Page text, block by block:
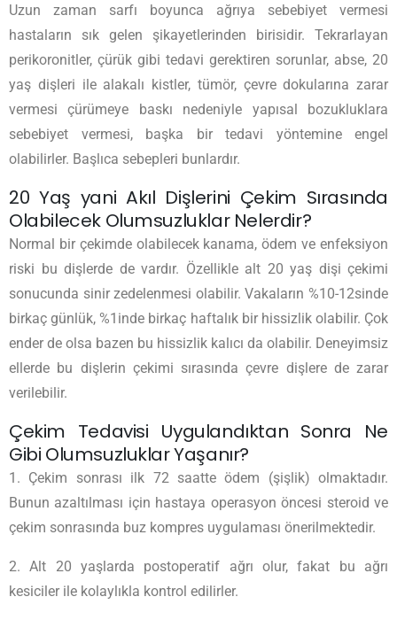
Uzun zaman sarfı boyunca ağrıya sebebiyet vermesi
hastaların sık gelen şikayetlerinden birisidir. Tekrarlayan
perikoronitler, çürük gibi tedavi gerektiren sorunlar, abse, 20
yaş dişleri ile alakalı kistler, tümör, çevre dokularına zarar
vermesi çürümeye baskı nedeniyle yapısal bozukluklara
sebebiyet vermesi, başka bir tedavi yöntemine engel
olabilirler. Başlıca sebepleri bunlardır.
20 Yaş yani Akıl Dişlerini Çekim Sırasında
Olabilecek Olumsuzluklar Nelerdir?
Normal bir çekimde olabilecek kanama, ödem ve enfeksiyon
riski bu dişlerde de vardır. Özellikle alt 20 yaş dişi çekimi
sonucunda sinir zedelenmesi olabilir. Vakaların %10-12sinde
birkaç günlük, %1inde birkaç haftalık bir hissizlik olabilir. Çok
ender de olsa bazen bu hissizlik kalıcı da olabilir. Deneyimsiz
ellerde bu dişlerin çekimi sırasında çevre dişlere de zarar
verilebilir.
Çekim Tedavisi Uygulandıktan Sonra Ne
Gibi Olumsuzluklar Yaşanır?
1. Çekim sonrası ilk 72 saatte ödem (şişlik) olmaktadır.
Bunun azaltılması için hastaya operasyon öncesi steroid ve
çekim sonrasında buz kompres uygulaması önerilmektedir.
2. Alt 20 yaşlarda postoperatif ağrı olur, fakat bu ağrı
kesiciler ile kolaylıkla kontrol edilirler.